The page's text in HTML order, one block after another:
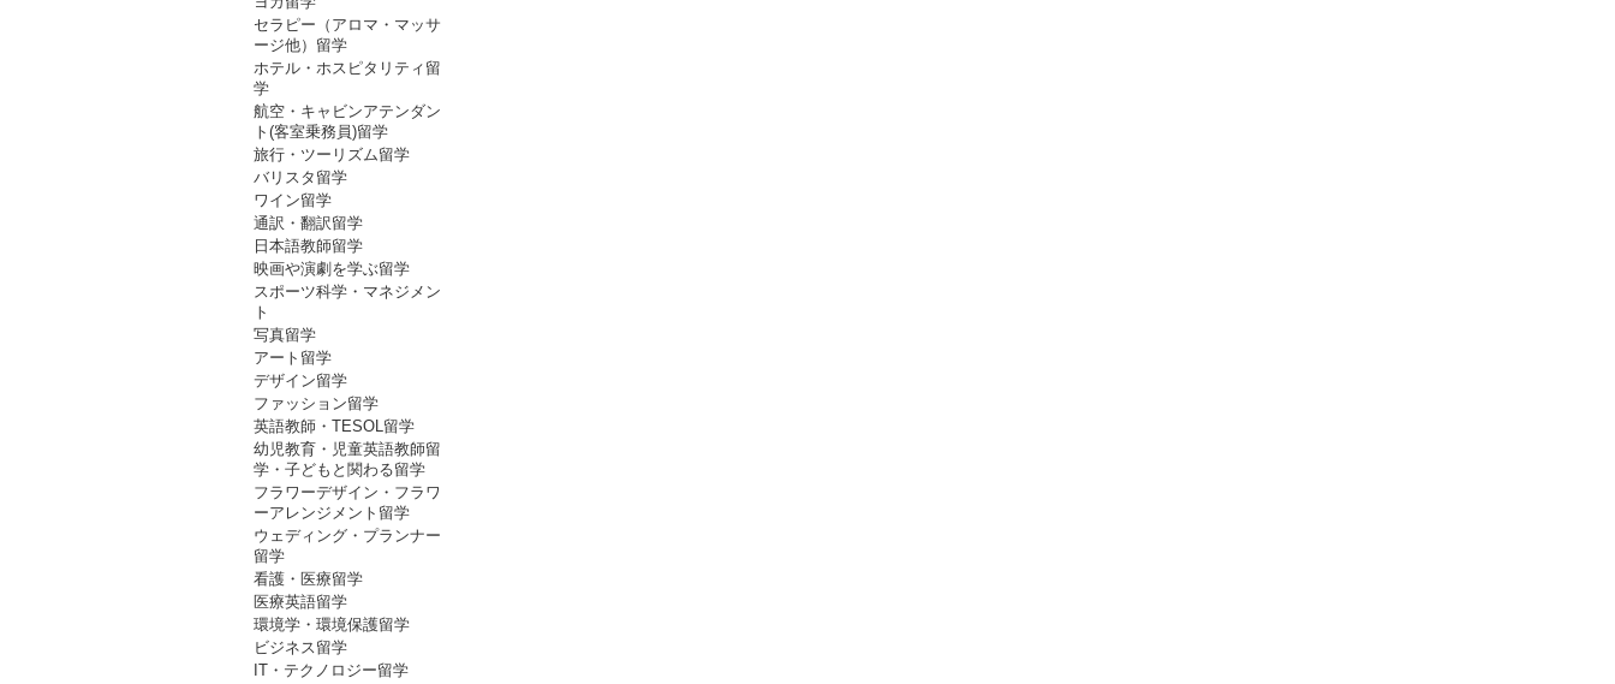
セラピー（アロマ・マッサ
ージ他）留学
ホテル・ホスピタリティ留
学
航空・キャビンアテンダン
ト(客室乗務員)留学
旅行・ツーリズム留学
バリスタ留学
ワイン留学
通訳・翻訳留学
日本語教師留学
映画や演劇を学ぶ留学
スポーツ科学・マネジメン
ト
写真留学
アート留学
デザイン留学
ファッション留学
英語教師・TESOL留学
幼児教育・児童英語教師留
学・子どもと関わる留学
フラワーデザイン・フラワ
ーアレンジメント留学
ウェディング・プランナー
留学
看護・医療留学
医療英語留学
環境学・環境保護留学
ビジネス留学
IT・テクノロジー留学